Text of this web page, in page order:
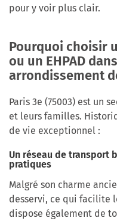
pour y voir plus clair.
Pourquoi choisir
ou un EHPAD
arrondissement
Paris 3e (75003) est un
et leurs familles.
de vie exceptionnel :
Un réseau de transport
pratiques
Malgré son charme
desservi, ce qui facilite
dispose également de